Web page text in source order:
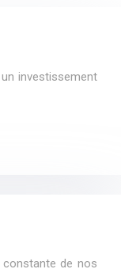
investissement
constante de nos